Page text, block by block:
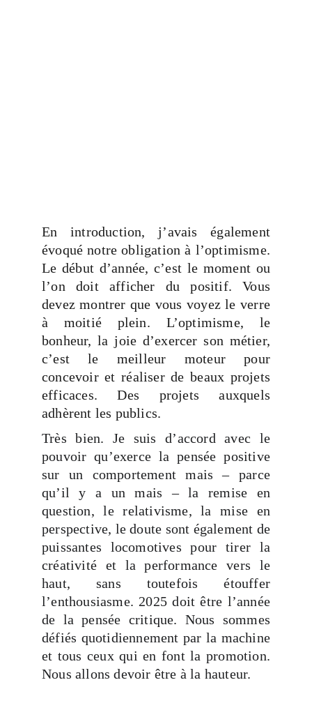
En introduction, j’avais également
évoqué notre obligation à l’optimisme.
Le début d’année, c’est le moment ou
l’on doit afficher du positif. Vous
devez montrer que vous voyez le verre
à moitié plein. L’optimisme, le
bonheur, la joie d’exercer son métier,
c’est le meilleur moteur pour
concevoir et réaliser de beaux projets
efficaces. Des projets auxquels
adhèrent les publics.
Très bien. Je suis d’accord avec le
pouvoir qu’exerce la pensée positive
sur un comportement mais – parce
qu’il y a un mais – la remise en
question, le relativisme, la mise en
perspective, le doute sont également de
puissantes locomotives pour tirer la
créativité et la performance vers le
haut, sans toutefois étouffer
l’enthousiasme. 2025 doit être l’année
de la pensée critique. Nous sommes
défiés quotidiennement par la machine
et tous ceux qui en font la promotion.
Nous allons devoir être à la hauteur.